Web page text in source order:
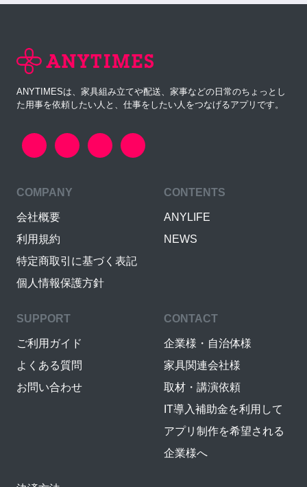
ANYTIMESは、家具組み立てや配送、家事などの日常のちょっとし
た用事を依頼したい人と、仕事をしたい人をつなげるアプリです。
COMPANY
会社概要
利用規約
特定商取引に基づく表記
個人情報保護方針
CONTENTS
ANYLIFE
NEWS
SUPPORT
ご利用ガイド
よくある質問
お問い合わせ
CONTACT
企業様・自治体様
家具関連会社様
取材・講演依頼
IT導入補助金を利用して
アプリ制作を希望される
企業様へ